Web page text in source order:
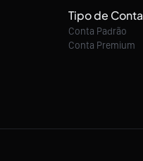
Tipo de Conta
Conta Padrão
Conta Premium